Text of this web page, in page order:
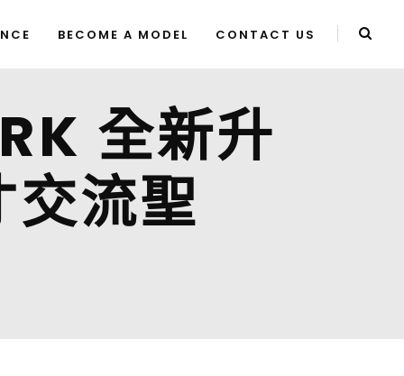
BECOME A MODEL CONTACT US
全新升
交流聖